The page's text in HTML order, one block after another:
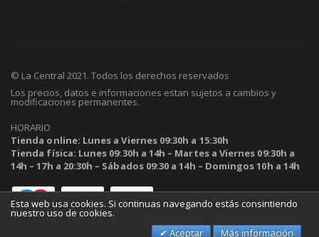
© La Central 2021. Todos los derechos reservados
Los precios, datos e informaciones estan sujetos a cambios y
modificaciones permanentes.
HORARIO
Tienda online: Lunes a Viernes 09:30h a 15:30h
Tienda física: Lunes 09:30h a 14h – Martes a Viernes 09:30h a
14h – 17h a 20:30h – Sábados 09:30 a 14h – Domingos 10h a 14h
Esta web usa cookies. Si continuas navegando estás consintiendo
nuestro uso de cookies.
Aceptar
Más información